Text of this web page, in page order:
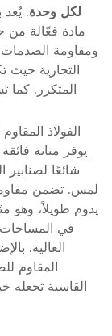
$3–$5 لكل وحدة. يُعد
ومقاومة
التجارية حيث
المتكرر. كما
الفولاذ
يوفر متانة
شائعًا لصنابير
لمس. تضمن
يدوم طويلاً، وهو
في المساحات
العالية.
المقاوم
القاسية تجعله